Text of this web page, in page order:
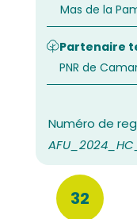
Mas de la
Partenaire
PNR de
32